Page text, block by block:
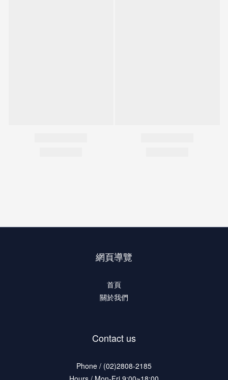
網頁導覽
首頁
關於我們
Contact us
Phone / (02)2808-2185